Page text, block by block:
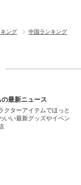
ング
中国ランキング
最新ニュース
クターアイテムでほっと
いい最新グッズやイベン